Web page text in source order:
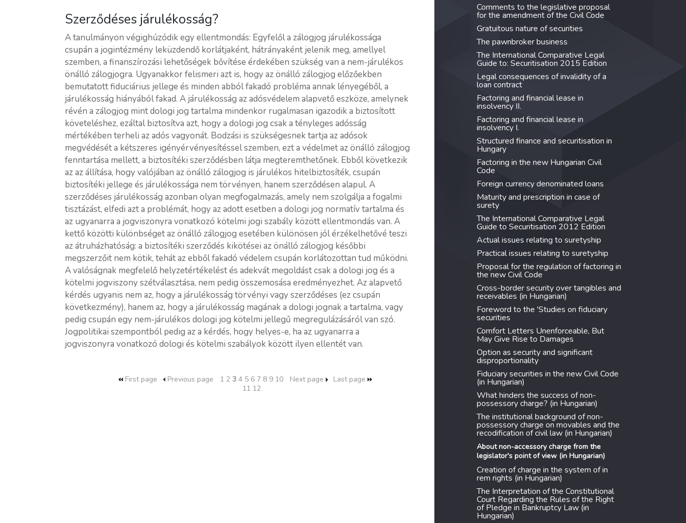
Szerződéses járulékosság?
A tanulmányon végighúzódik egy ellentmondás: Egyfelől a zálogjog járulékossága
csupán a jogintézmény leküzdendő korlátjaként, hátrányaként jelenik meg, amellyel
szemben, a finanszírozási lehetőségek bővítése érdekében szükség van a nem-járulékos
önálló zálogjogra. Ugyanakkor felismeri azt is, hogy az önálló zálogjog előzőekben
bemutatott fiduciárius jellege és minden abból fakadó probléma annak lényegéből, a
járulékosság hiányából fakad. A járulékosság az adósvédelem alapvető eszköze, amelynek
révén a zálogjog mint dologi jog tartalma mindenkor rugalmasan igazodik a biztosított
követeléshez, ezáltal biztosítva azt, hogy a dologi jog csak a tényleges adósság
mértékében terheli az adós vagyonát. Bodzási is szükségesnek tartja az adósok
megvédését a kétszeres igényérvényesítéssel szemben, ezt a védelmet az önálló zálogjog
fenntartása mellett, a biztosítéki szerződésben látja megteremthetőnek. Ebből következik
az az állítása, hogy valójában az önálló zálogjog is járulékos hitelbiztosíték, csupán
biztosítéki jellege és járulékossága nem törvényen, hanem szerződésen alapul. A
szerződéses járulékosság azonban olyan megfogalmazás, amely nem szolgálja a fogalmi
tisztázást, elfedi azt a problémát, hogy az adott esetben a dologi jog normatív tartalma és
az ugyanarra a jogviszonyra vonatkozó kötelmi jogi szabály között ellentmondás van. A
kettő közötti különbséget az önálló zálogjog esetében különösen jól érzékelhetővé teszi
az átruházhatóság: a biztosítéki szerződés kikötései az önálló zálogjog későbbi
megszerzőit nem kötik, tehát az ebből fakadó védelem csupán korlátozottan tud működni.
A valóságnak megfelelő helyzetértékelést és adekvát megoldást csak a dologi jog és a
kötelmi jogviszony szétválasztása, nem pedig összemosása eredményezhet. Az alapvető
kérdés ugyanis nem az, hogy a járulékosság törvényi vagy szerződéses (ez csupán
következmény), hanem az, hogy a járulékosság magának a dologi jognak a tartalma, vagy
pedig csupán egy nem-járulékos dologi jog kötelmi jellegű megregulázásáról van szó.
Jogpolitikai szempontból pedig az a kérdés, hogy helyes-e, ha az ugyanarra a
jogviszonyra vonatkozó dologi és kötelmi szabályok között ilyen ellentét van.
First page Previous page 1 2 3 4 5 6 7 8 9 10
11 12
Next page Last page
Comments to the legislative proposal
for the amendment of the Civil Code
Gratuitous nature of securities
The pawnbroker business
The International Comparative Legal
Guide to: Securitisation 2015 Edition
Legal consequences of invalidity of a
loan contract
Factoring and financial lease in
insolvency II.
Factoring and financial lease in
insolvency I.
Structured finance and securitisation in
Hungary
Factoring in the new Hungarian Civil
Code
Foreign currency denominated loans
Maturity and prescription in case of
surety
The International Comparative Legal
Guide to Securitisation 2012 Edition
Actual issues relating to suretyship
Practical issues relating to suretyship
Proposal for the regulation of factoring in
the new Civil Code
Cross-border security over tangibles and
receivables (in Hungarian)
Foreword to the 'Studies on fiduciary
securities
Comfort Letters Unenforceable, But
May Give Rise to Damages
Option as security and significant
disproportionality
Fiduciary securities in the new Civil Code
(in Hungarian)
What hinders the success of non-
possessory charge? (in Hungarian)
The institutional background of non-
possessory charge on movables and the
recodification of civil law (in Hungarian)
About non-accessory charge from the
legislator's point of view (in Hungarian)
Creation of charge in the system of in
rem rights (in Hungarian)
The Interpretation of the Constitutional
Court Regarding the Rules of the Right
of Pledge in Bankruptcy Law (in
Hungarian)